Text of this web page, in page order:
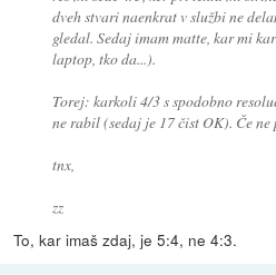
dveh stvari naenkrat v službi ne
gledal. Sedaj imam matte, kar mi
laptop, tko da...).
Torej: karkoli 4/3 s spodobno
ne rabil (sedaj je 17 čist OK). Če
tnx,
zz
To, kar imaš zdaj, je 5:4, ne 4:3.